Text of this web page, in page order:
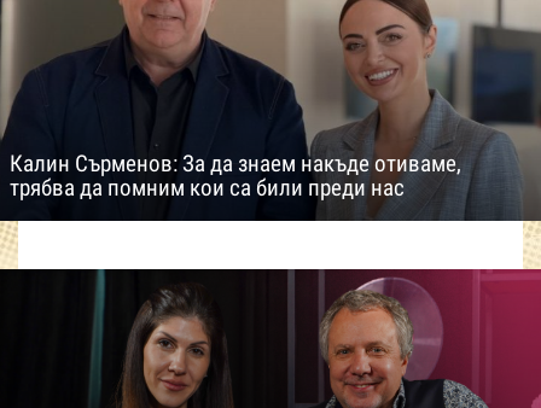
Калин Сърменов: За да знаем накъде отиваме,
трябва да помним кои са били преди нас